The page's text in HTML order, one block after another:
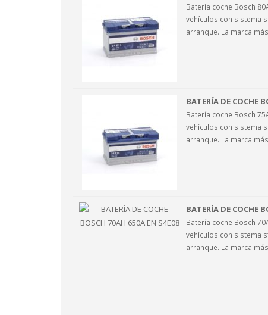
Batería coche Bosch
vehículos con sistema
arranque. La marca
BATERÍA DE COCHE
Batería coche Bosch
vehículos con sistema
arranque. La marca
BATERÍA DE COCHE
Batería coche Bosch
vehículos con sistema
arranque. La marca